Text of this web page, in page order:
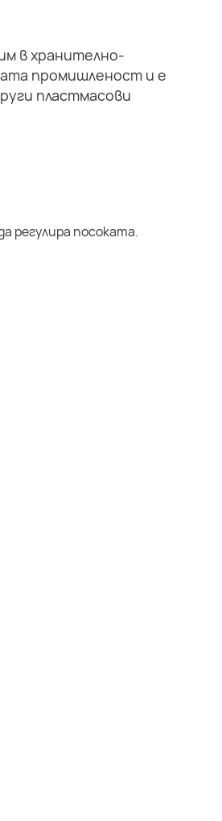
в хранително-
промишленост и е
пластмасови
регулира посоката.